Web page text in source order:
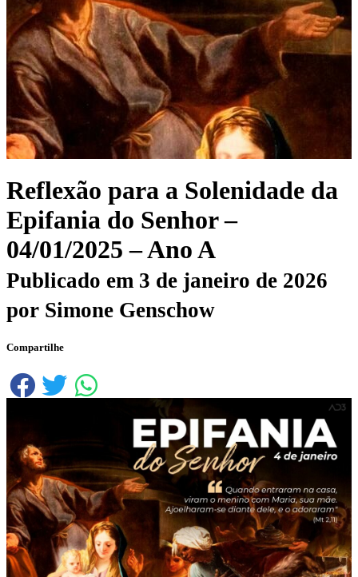
Reflexão para a Solenidade da
Epifania do Senhor –
04/01/2025 – Ano A
Publicado em 3 de janeiro de 2026
por Simone Genschow
Compartilhe